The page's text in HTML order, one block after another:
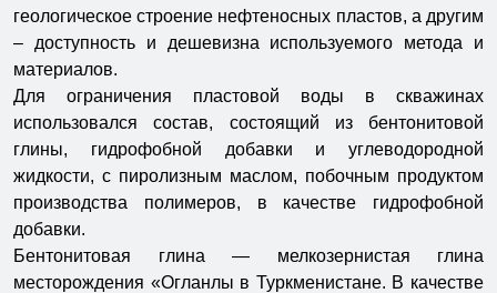
геологическое строение нефтеносных пластов, а другим
– доступность и дешевизна используемого метода и
материалов.
Для ограничения пластовой воды в скважинах
использовался состав, состоящий из бентонитовой
глины, гидрофобной добавки и углеводородной
жидкости, с пиролизным маслом, побочным продуктом
производства полимеров, в качестве гидрофобной
добавки.
Бентонитовая глина — мелкозернистая глина
месторождения «Огланлы в Туркменистане. В качестве